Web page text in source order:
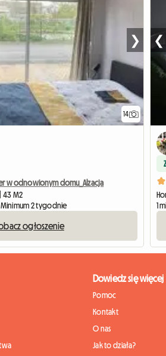
14
❯
w odnowionym domu_Alzacja
43 M2
Minimum 2 tygodnie
ogłoszenie
❮
1
Dowiedz się więcej
Pomoc
Kontakt
O nas
Jak to działa?